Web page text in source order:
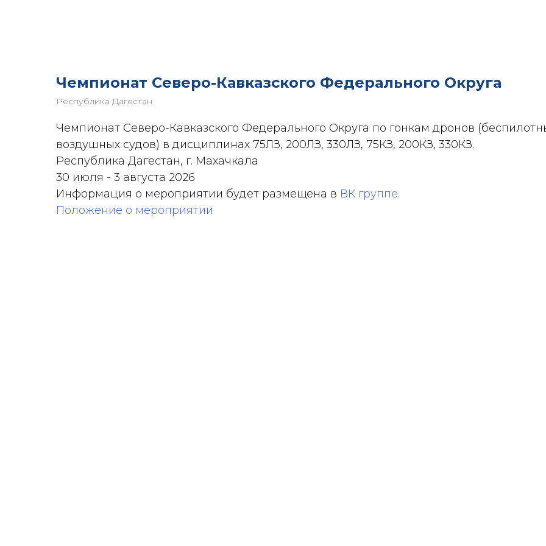
Чемпионат Северо-Кавказского Федерального Округа
Республика Дагестан
Чемпионат Северо-Кавказского Федерального Округа по гонкам дронов
воздушных судов) в дисциплинах 75ЛЗ, 200ЛЗ, 330ЛЗ, 75КЗ, 200КЗ, 330КЗ.
Республика Дагестан, г. Махачкала
30 июля - 3 августа 2026
Информация о мероприятии будет размещена в ВК группе.
Положение о мероприятии